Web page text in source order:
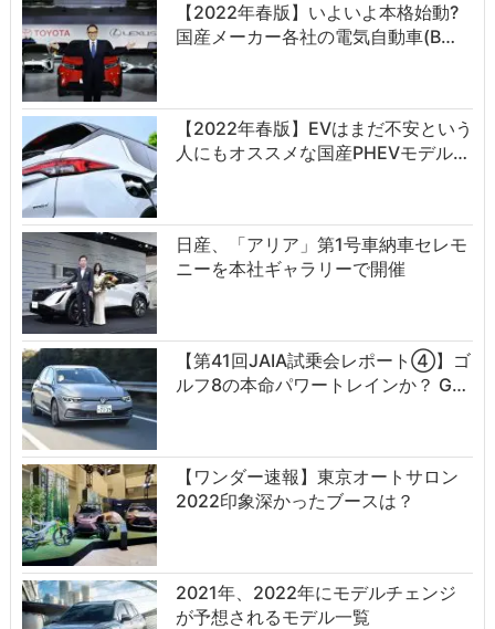
【2022年春版】いよいよ本格始動?
国産メーカー各社の電気自動車(B…
【2022年春版】EVはまだ不安という
人にもオススメな国産PHEVモデル…
日産、「アリア」第1号車納車セレモ
ニーを本社ギャラリーで開催
【第41回JAIA試乗会レポート④】ゴ
ルフ8の本命パワートレインか？ G…
【ワンダー速報】東京オートサロン
2022印象深かったブースは？
2021年、2022年にモデルチェンジ
が予想されるモデル一覧